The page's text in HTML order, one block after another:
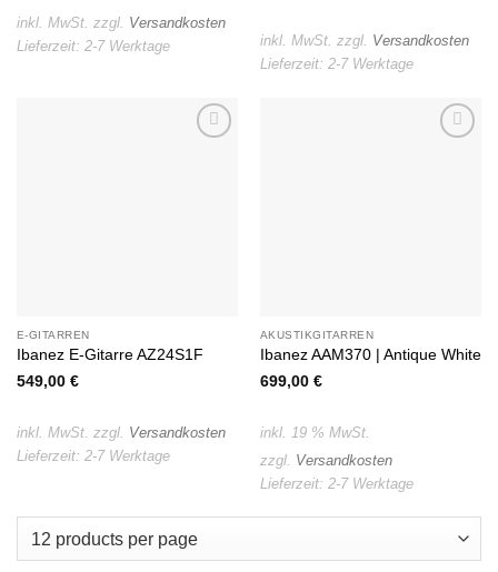
inkl. MwSt. zzgl. Versandkosten
Lieferzeit: 2-7 Werktage inkl. MwSt. zzgl. Versandkosten
Lieferzeit: 2-7 Werktage
E-GITARREN
Ibanez E-Gitarre AZ24S1F
549,00 €
inkl. MwSt. zzgl. Versandkosten
Lieferzeit: 2-7 Werktage
AKUSTIKGITARREN
Ibanez AAM370 | Antique White
699,00 €
inkl. 19 % MwSt.
zzgl. Versandkosten
Lieferzeit: 2-7 Werktage